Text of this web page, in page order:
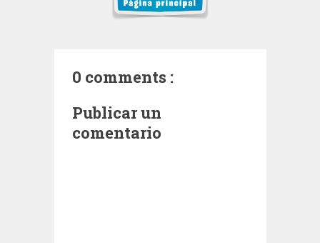
0 comments :
Publicar un
comentario